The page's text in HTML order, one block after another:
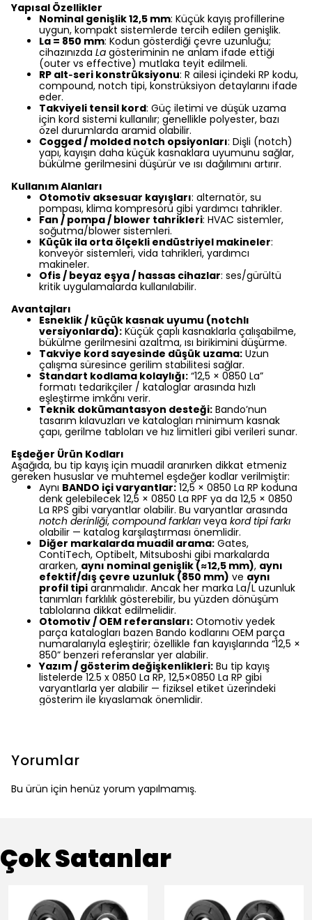
Yapısal Özellikler
Nominal genişlik 12,5 mm: Küçük kayış profillerine
uygun, kompakt sistemlerde tercih edilen genişlik.
La = 850 mm: Kodun gösterdiği çevre uzunluğu;
cihazınızda La gösteriminin ne anlam ifade ettiği
(outer vs effective) mutlaka teyit edilmeli.
RP alt‑seri konstrüksiyonu: R ailesi içindeki RP kodu,
compound, notch tipi, konstrüksiyon detaylarını ifade
eder.
Takviyeli tensil kord: Güç iletimi ve düşük uzama
için kord sistemi kullanılır; genellikle polyester, bazı
özel durumlarda aramid olabilir.
Cogged / molded notch opsiyonları: Dişli (notch)
yapı, kayışın daha küçük kasnaklara uyumunu sağlar,
bükülme gerilmesini düşürür ve ısı dağılımını artırır.
Kullanım Alanları
Otomotiv aksesuar kayışları: alternatör, su
pompası, klima kompresörü gibi yardımcı tahrikler.
Fan / pompa / blower tahrikleri: HVAC sistemler,
soğutma/blower sistemleri.
Küçük ila orta ölçekli endüstriyel makineler:
konveyör sistemleri, vida tahrikleri, yardımcı
makineler.
Ofis / beyaz eşya / hassas cihazlar: ses/gürültü
kritik uygulamalarda kullanılabilir.
Avantajları
Esneklik / küçük kasnak uyumu (notchlı
versiyonlarda): Küçük çaplı kasnaklarla çalışabilme,
bükülme gerilmesini azaltma, ısı birikimini düşürme.
Takviye kord sayesinde düşük uzama: Uzun
çalışma süresince gerilim stabilitesi sağlar.
Standart kodlama kolaylığı: “12,5 × 0850 La”
formatı tedarikçiler / kataloglar arasında hızlı
eşleştirme imkânı verir.
Teknik dokümantasyon desteği: Bando’nun
tasarım kılavuzları ve katalogları minimum kasnak
çapı, gerilme tabloları ve hız limitleri gibi verileri sunar.
Eşdeğer Ürün Kodları
Aşağıda, bu tip kayış için muadil aranırken dikkat etmeniz
gereken hususlar ve muhtemel eşdeğer kodlar verilmiştir:
Aynı BANDO içi varyantlar: 12,5 × 0850 La RP koduna
denk gelebilecek 12,5 × 0850 La RPF ya da 12,5 × 0850
La RPS gibi varyantlar olabilir. Bu varyantlar arasında
notch derinliği, compound farkları veya kord tipi farkı
olabilir — katalog karşılaştırması önemlidir.
Diğer markalarda muadil arama: Gates,
ContiTech, Optibelt, Mitsuboshi gibi markalarda
ararken, aynı nominal genişlik (≈12,5 mm), aynı
efektif/dış çevre uzunluk (850 mm) ve aynı
profil tipi aranmalıdır. Ancak her marka La/L uzunluk
tanımları farklılık gösterebilir, bu yüzden dönüşüm
tablolarına dikkat edilmelidir.
Otomotiv / OEM referansları: Otomotiv yedek
parça katalogları bazen Bando kodlarını OEM parça
numaralarıyla eşleştirir; özellikle fan kayışlarında “12,5 ×
850” benzeri referanslar yer alabilir.
Yazım / gösterim değişkenlikleri: Bu tip kayış
listelerde 12.5 x 0850 La RP, 12,5×0850 La RP gibi
varyantlarla yer alabilir — fiziksel etiket üzerindeki
gösterim ile kıyaslamak önemlidir.
Yorumlar
Bu ürün için henüz yorum yapılmamış.
Çok Satanlar